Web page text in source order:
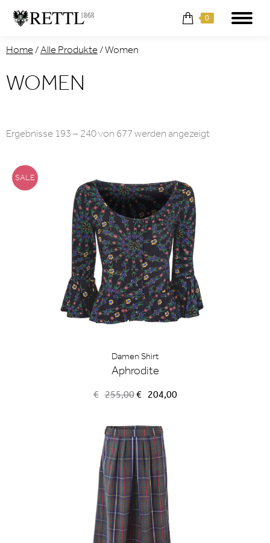
0
Home/Alle Produkte/Women
WOMEN
Ergebnisse 193 – 240 von 677 werden angezeigtNach
SALE
Damen Shirt
Aphrodite
€ 255,00Ursprünglicher
€255,00
€ 204,00Aktueller